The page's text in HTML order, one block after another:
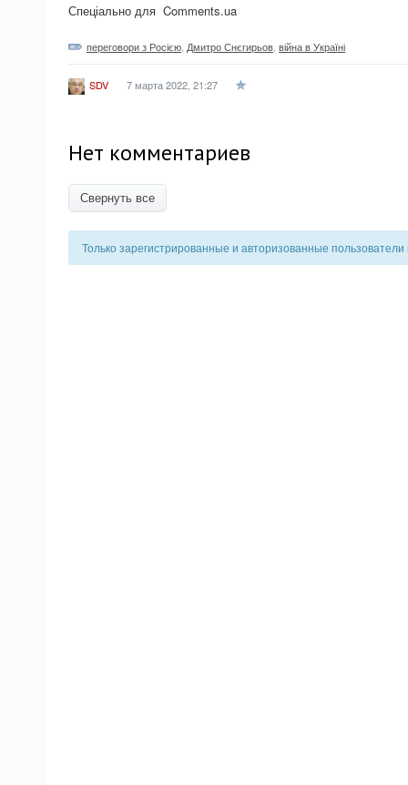
Спеціально для Comments.ua
переговори з Росією Дмитро Снєгирьов війна в Україні
SDV 7 марта 2022, 21:27
Нет комментариев
Свернуть все
Только зарегистрированные и авторизованные